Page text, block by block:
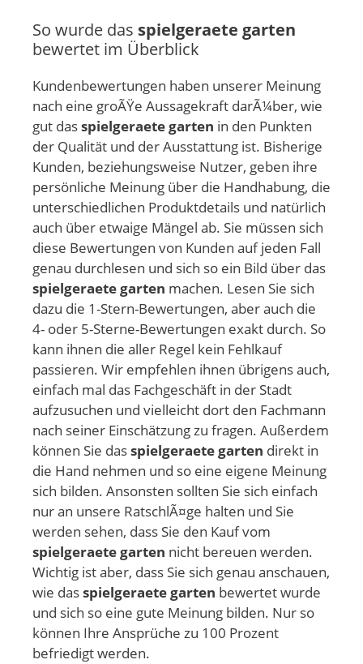
So wurde das spielgeraete garten
bewertet im Überblick
Kundenbewertungen haben unserer Meinung
nach eine groÃŸe Aussagekraft darÃ¼ber, wie
gut dasspielgeraete garten in den Punkten
der Qualität und der Ausstattung ist. Bisherige
Kunden, beziehungsweise Nutzer, geben ihre
persönliche Meinung über die Handhabung, die
unterschiedlichen Produktdetails und natürlich
auch über etwaige Mängel ab. Sie müssen sich
diese Bewertungen von Kunden auf jeden Fall
genau durchlesen und sich so ein Bild über das
spielgeraete garten machen. Lesen Sie sich
dazu die 1-Stern-Bewertungen, aber auch die
4- oder 5-Sterne-Bewertungen exakt durch. So
kann ihnen die aller Regel kein Fehlkauf
passieren. Wir empfehlen ihnen übrigens auch,
einfach mal das Fachgeschäft in der Stadt
aufzusuchen und vielleicht dort den Fachmann
nach seiner Einschätzung zu fragen. Außerdem
können Sie dasspielgeraete garten direkt in
die Hand nehmen und so eine eigene Meinung
sich bilden. Ansonsten sollten Sie sich einfach
nur an unsere RatschlÃ¤ge halten und Sie
werden sehen, dass Sie den Kauf vom
spielgeraete garten nicht bereuen werden.
Wichtig ist aber, dass Sie sich genau anschauen,
wie dasspielgeraete garten bewertet wurde
und sich so eine gute Meinung bilden. Nur so
können Ihre Ansprüche zu 100 Prozent
befriedigt werden.